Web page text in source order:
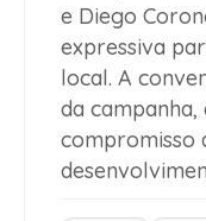
e Diego
expressiva
local. A
da campanha,
compromisso